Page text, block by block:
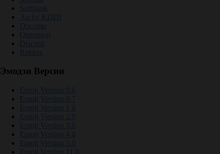
Softbank
Au by KDDI
Docomo
Openmoji
Discord
Roblox
Эмодзи Версии
Emoji Version 0.6
Emoji Version 0.7
Emoji Version 1.0
Emoji Version 2.0
Emoji Version 3.0
Emoji Version 4.0
Emoji Version 5.0
Emoji Version 11.0